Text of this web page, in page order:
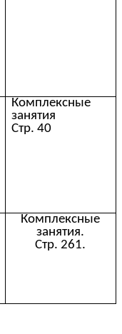
Комплексные
занятия
Стр. 40
Комплексные
занятия.
Стр. 261.